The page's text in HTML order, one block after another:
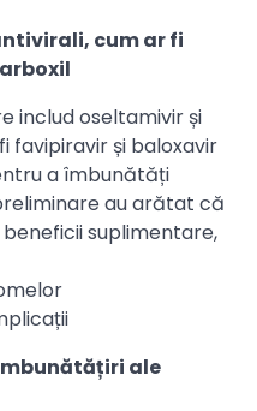
cum ar fi
includ oseltamivir și
favipiravir și baloxavir
a îmbunătăți
au arătat că
suplimentare,
ale